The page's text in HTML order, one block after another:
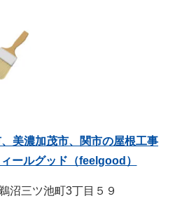
美濃加茂市、関市の屋根工事
ールグッド（feelgood）
沼三ツ池町3丁目５９